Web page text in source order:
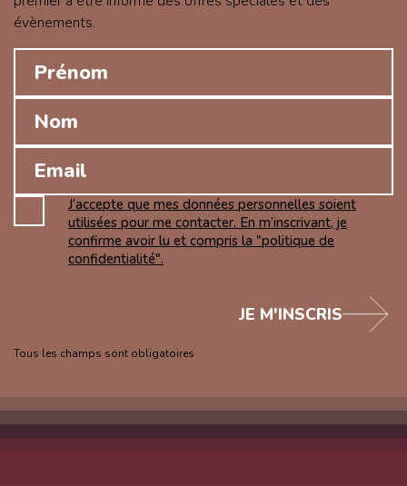
évènements.
J’accepte que mes données personnelles soient
utilisées pour me contacter. En m’inscrivant, je
confirme avoir lu et compris la "politique de
confidentialité".
Tous les champs sont obligatoires
JE M'INSCRIS